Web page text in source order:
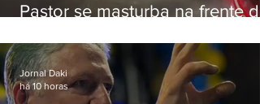
Pastor se masturba na frente de
Jornal Daki
há 10 horas